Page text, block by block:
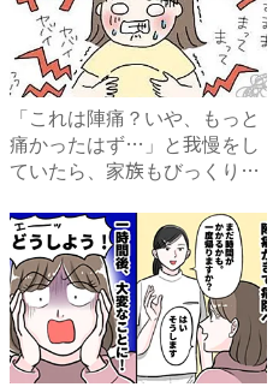
「これは陣痛？いや、もっと
痛かったはず…」と我慢をし
ていたら、家族もびっくりの